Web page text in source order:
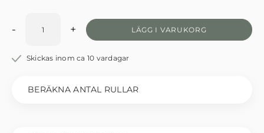
- + LÄGG I VARUKORG
Skickas inom ca 10 vardagar
BERÄKNA ANTAL RULLAR